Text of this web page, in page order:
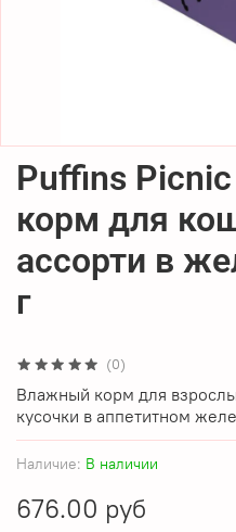
(0)
Наличие: В наличии
Puffins
корм для
ассорти в
г
676.00 руб
Влажный корм для
кусочки в аппетитном